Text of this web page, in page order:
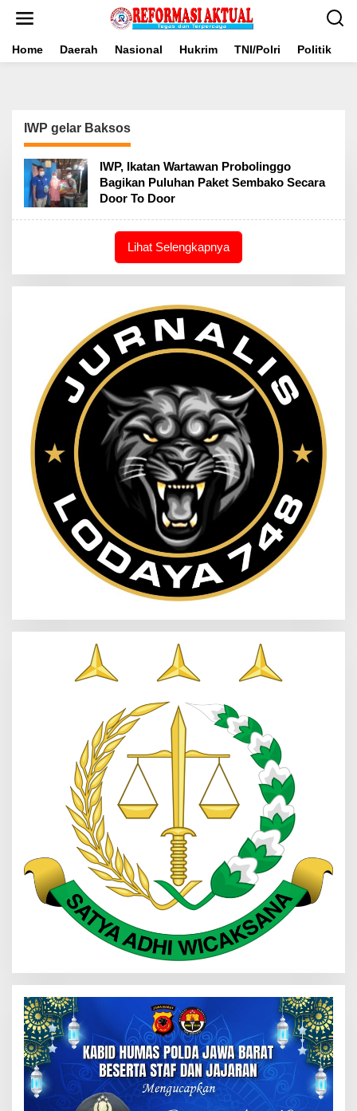
Home Daerah Nasional Hukrim TNI/Polri Politik
IWP gelar Baksos
IWP, Ikatan Wartawan Probolinggo
Bagikan Puluhan Paket Sembako Secara
Door To Door
Lihat Selengkapnya